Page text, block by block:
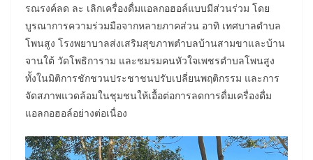
รณรงค์ลด ละ เลิกเครื่องดื่มแอลกอฮอล์แบบมีส่วนร่วม โดย
บูรณาการความร่วมมือจากหลายภาคส่วน อาทิ เทศบาลตำบล
โพนสูง โรงพยาบาลส่งเสริมสุขภาพตำบลบ้านสามขาและบ้าน
จานใต้ วัดโพธิการาม และชมรมคนหัวใจเพชรตำบลโพนสูง
ทั้งในมิติการชักชวนประชาชนปรับเปลี่ยนพฤติกรรม และการ
จัดสภาพแวดล้อมในชุมชนให้เอื้อต่อการลดการดื่มเครื่องดื่ม
แอลกอฮอล์อย่างต่อเนื่อง